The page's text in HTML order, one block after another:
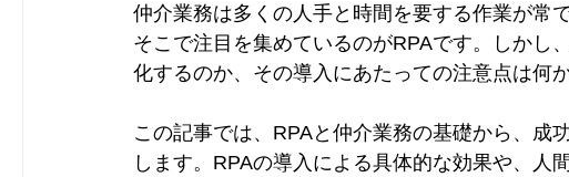
仲介業務は多くの人手と時間を要する作業が常
そこで注目を集めているのがRPAです。しかし
化するのか、その導入にあたっての注意点は何
この記事では、RPAと仲介業務の基礎から、成
します。RPAの導入による具体的な効果や、人